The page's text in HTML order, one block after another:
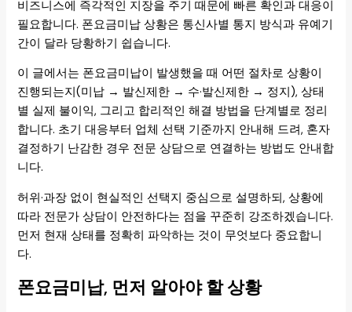
비즈니스에 즉각적인 지장을 주기 때문에 빠른 확인과 대응이
필요합니다. 폰요금미납 상황은 통신사별 통지 방식과 유예기
간이 달라 당황하기 쉽습니다.
이 글에서는 폰요금미납이 발생했을 때 어떤 절차로 상황이
진행되는지(미납 → 발신제한 → 수·발신제한 → 정지), 상태
별 실제 불이익, 그리고 합리적인 해결 방법을 단계별로 정리
합니다. 초기 대응부터 업체 선택 기준까지 안내해 드려, 혼자
결정하기 난감한 경우 전문 상담으로 연결하는 방법도 안내합
니다.
허위·과장 없이 현실적인 선택지 중심으로 설명하되, 상황에
따라 전문가 상담이 안전하다는 점을 꾸준히 강조하겠습니다.
먼저 현재 상태를 정확히 파악하는 것이 무엇보다 중요합니
다.
폰요금미납, 먼저 알아야 할 상황